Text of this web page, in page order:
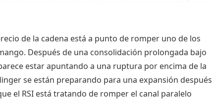
de la cadena está a punto de romper uno de los
Después de una consolidación prolongada bajo
estar apuntando a una ruptura por encima de la
se están preparando para una expansión después
el RSI está tratando de romper el canal paralelo